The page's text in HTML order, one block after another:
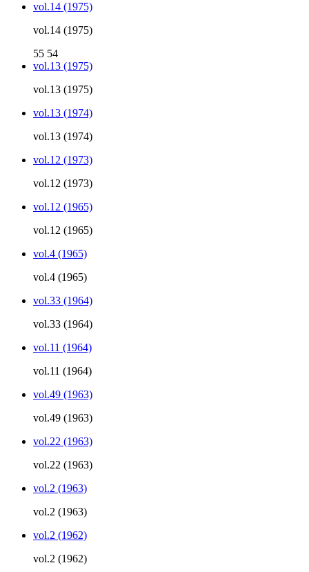
vol.14 (1975)
vol.14 (1975)
55 54
vol.13 (1975)
vol.13 (1975)
vol.13 (1974)
vol.13 (1974)
vol.12 (1973)
vol.12 (1973)
vol.12 (1965)
vol.12 (1965)
vol.4 (1965)
vol.4 (1965)
vol.33 (1964)
vol.33 (1964)
vol.11 (1964)
vol.11 (1964)
vol.49 (1963)
vol.49 (1963)
vol.22 (1963)
vol.22 (1963)
vol.2 (1963)
vol.2 (1963)
vol.2 (1962)
vol.2 (1962)